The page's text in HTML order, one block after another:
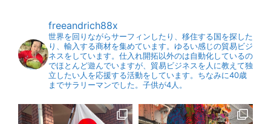
freeandrich88x
世界を回りながらサーフィンしたり、移住する国を探した
り、輸入する商材を集めています。ゆるい感じの貿易ビジ
ネスをしています。仕入れ開拓以外のは自動化しているの
でほとんど遊んでいますが、貿易ビジネスを人に教えて独
立したい人を応援する活動をしています。ちなみに40歳
までサラリーマンでした。子供が4人。